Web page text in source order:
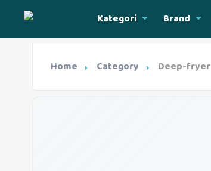
Kategori Brand
Home Category Deep-fryer